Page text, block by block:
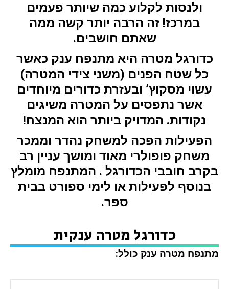
ולנסות לקלוע כמה שיותר פעמים
במרכז! זה הרבה יותר קשה ממה
שאתם חושבים.
כדורגל מטרה היא מתנפח ענק כאשר
כל שטח הפנים (משני צידי המטרה)
עשוי מסקוץ’ ובעזרת כדורים מיוחדים
אשר נתפסים על המטרה משיגים
נקודות. המדויק ביותר הוא המנצח!
הפעילות הפכה למשחק נהדר וממכר
משחק פופולרי מאוד ומושך עניין רב
בקרב חובבי הכדורגל . המתנפח מומלץ
בנוסף לפעילות או לימי ספורט בבית
ספר.
כדורגל מטרה ענקית
מתנפח מטרה ענק כולל: